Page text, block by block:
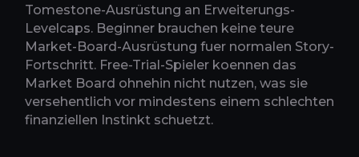
Tomestone-Ausrüstung an Erweiterungs-
Levelcaps. Beginner brauchen keine teure
Market-Board-Ausrüstung fuer normalen Story-
Fortschritt. Free-Trial-Spieler koennen das
Market Board ohnehin nicht nutzen, was sie
versehentlich vor mindestens einem schlechten
finanziellen Instinkt schuetzt.